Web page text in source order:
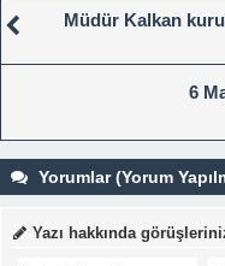
Müdür Kalkan
6
Yorumlar (Yorum
Yazı hakkında